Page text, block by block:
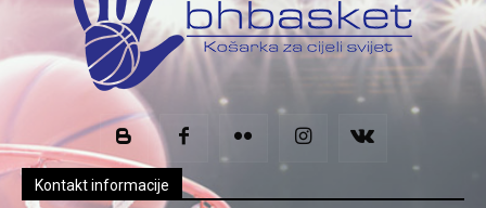
Kontakt informacije